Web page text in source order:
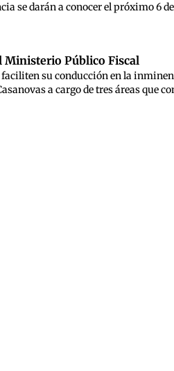
se darán a conocer el próximo 6
Ministerio Público Fiscal
su conducción en la
a cargo de tres áreas que